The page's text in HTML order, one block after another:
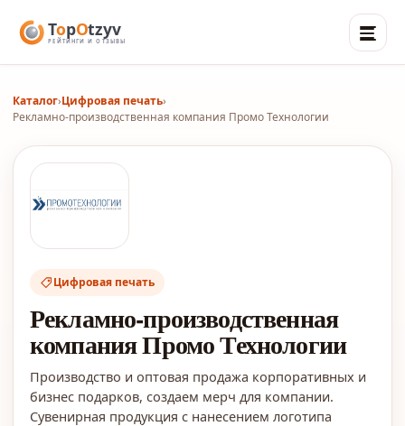
Каталог›Цифровая печать›
Рекламно-производственная компания Промо Технологии
Цифровая печать
Рекламно-производственная
компания Промо Технологии
Производство и оптовая продажа корпоративных и
бизнес подарков, создаем мерч для компании.
Сувенирная продукция с нанесением логотипа